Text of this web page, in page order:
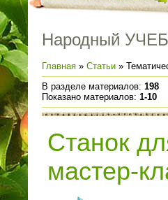
Народный
Главная » Статьи »
В разделе материалов: 198
Показано материалов: 1-10
Станок
мастер-